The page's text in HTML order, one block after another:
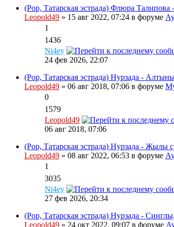
(Pop, Татарская эстрада) Флюра
Leopold49 » 15 авг 2022, 07:24 в форуме
1
1436
Ni4ey
24 фев 2026, 22:07
(Pop, Татарская эстрада) Нурзада -
Leopold49 » 06 авг 2018, 07:06 в форуме
0
1579
Leopold49
06 авг 2018, 07:06
(Pop, Татарская эстрада) Нурзада - Жылы
Leopold49 » 08 авг 2022, 06:53 в форуме
1
3035
Ni4ey
27 фев 2026, 20:34
(Pop, Татарская эстрада) Нурзада -
Leopold49 » 24 окт 2022, 09:07 в форуме